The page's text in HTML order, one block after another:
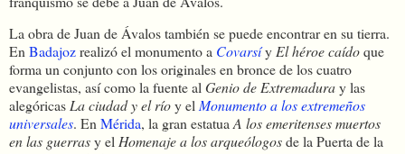
La obra de Juan de Ávalos también se puede encontrar en su tierra.
EnBadajozrealizó el monumento a CovarsíyEl héroe caídoque
forma un conjunto con los originales en bronce de los cuatro
evangelistas, así como la fuente alGenio de Extremaduray las
alegóricasLa ciudad y el ríoy elMonumento a los extremeños
universales. EnMérida, la gran estatuaA los emeritenses muertos
en las guerrasy elHomenaje a los arqueólogosde la Puerta de la